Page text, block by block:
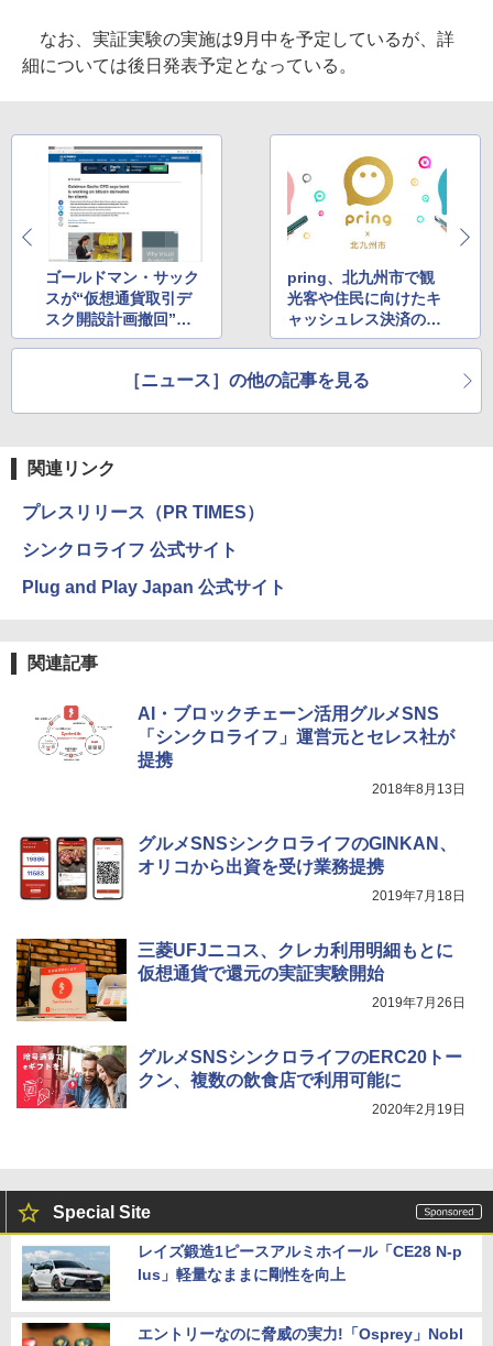
なお、実証実験の実施は9月中を予定しているが、詳
細については後日発表予定となっている。
ゴールドマン・サック
スが“仮想通貨取引デ
スク開設計画撤回”報
道はフェイクニュース
pring、北九州市で観
光客や住民に向けたキ
ャッシュレス決済の実
証実験を開始
［ニュース］の他の記事を見る
関連リンク
プレスリリース（PR TIMES）
シンクロライフ 公式サイト
Plug and Play Japan 公式サイト
関連記事
AI・ブロックチェーン活用グルメSNS
「シンクロライフ」運営元とセレス社が
提携
2018年8月13日
グルメSNSシンクロライフのGINKAN、
オリコから出資を受け業務提携
2019年7月18日
三菱UFJニコス、クレカ利用明細もとに
仮想通貨で還元の実証実験開始
2019年7月26日
グルメSNSシンクロライフのERC20トー
クン、複数の飲食店で利用可能に
2020年2月19日
Special Site
レイズ鍛造1ピースアルミホイール「CE28 N-p
lus」軽量なままに剛性を向上
エントリーなのに脅威の実力!「Osprey」Nobl